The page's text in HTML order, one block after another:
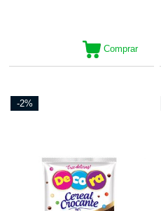
Comprar
-2%